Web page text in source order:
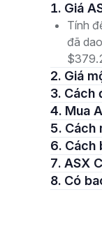
1. Giá
Tính
đã
2. Giá
3.
4.
5.
6.
7.
8. Có